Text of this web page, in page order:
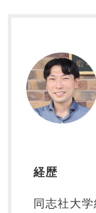
ズ
パジャマ
経歴
同志社大学